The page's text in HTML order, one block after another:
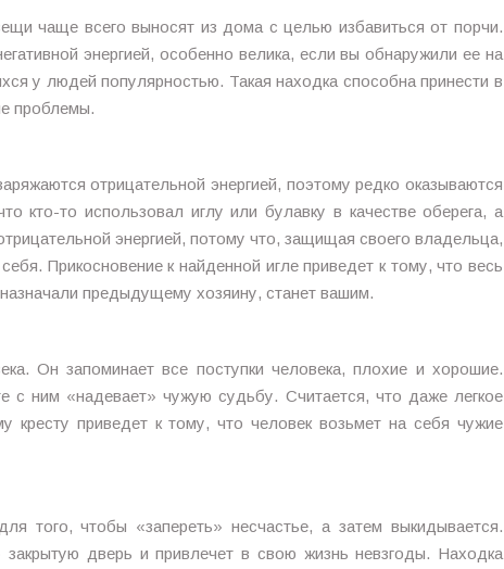
чаще всего выносят из дома с целью избавиться от порчи.
энергией, особенно велика, если вы обнаружили ее на
у людей популярностью. Такая находка способна принести в
проблемы.
отрицательной энергией, поэтому редко оказываются
кто-то использовал иглу или булавку в качестве оберега, а
энергией, потому что, защищая своего владельца,
Прикосновение к найденной игле приведет к тому, что весь
предыдущему хозяину, станет вашим.
Он запоминает все поступки человека, плохие и хорошие.
с ним «надевает» чужую судьбу. Считается, что даже легкое
кресту приведет к тому, что человек возьмет на себя чужие
того, чтобы «запереть» несчастье, а затем выкидывается.
дверь и привлечет в свою жизнь невзгоды. Находка